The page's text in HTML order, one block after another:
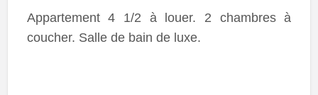
Appartement 4 1/2 à louer. 2 chambres à
coucher. Salle de bain de luxe.